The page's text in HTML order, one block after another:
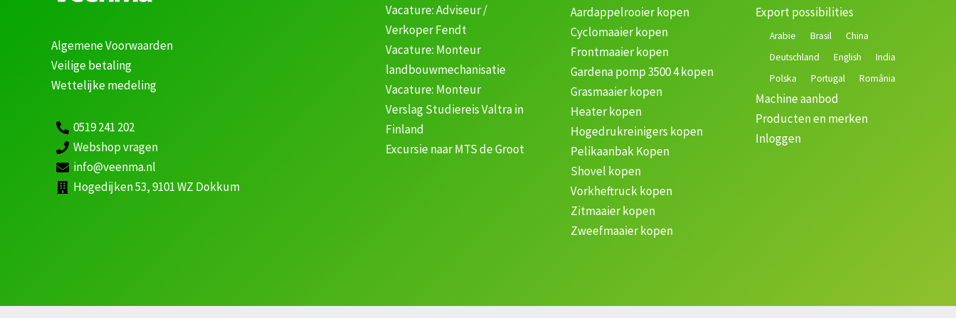
Algemene Voorwaarden
Veilige betaling
Wettelijke medeling
0519 241 202
Webshop vragen
info@veenma.nl
Hogedijken 53, 9101 WZ Dokkum
Vacature: Adviseur /
Verkoper Fendt
Vacature: Monteur
landbouwmechanisatie
Vacature: Monteur
Verslag Studiereis Valtra in
Finland
Excursie naar MTS de Groot
Aardappelrooier kopen
Cyclomaaier kopen
Frontmaaier kopen
Gardena pomp 3500 4 kopen
Grasmaaier kopen
Heater kopen
Hogedrukreinigers kopen
Pelikaanbak Kopen
Shovel kopen
Vorkheftruck kopen
Zitmaaier kopen
Zweefmaaier kopen
Export possibilities
Arabie Brasil
China
Deutschland
English
India
Polska
Portugal România
Machine aanbod
Producten en merken
Inloggen